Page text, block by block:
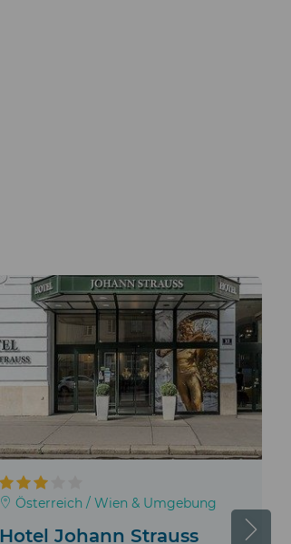
Österreich / Wien & Umgebung
Hotel Johann Strauss